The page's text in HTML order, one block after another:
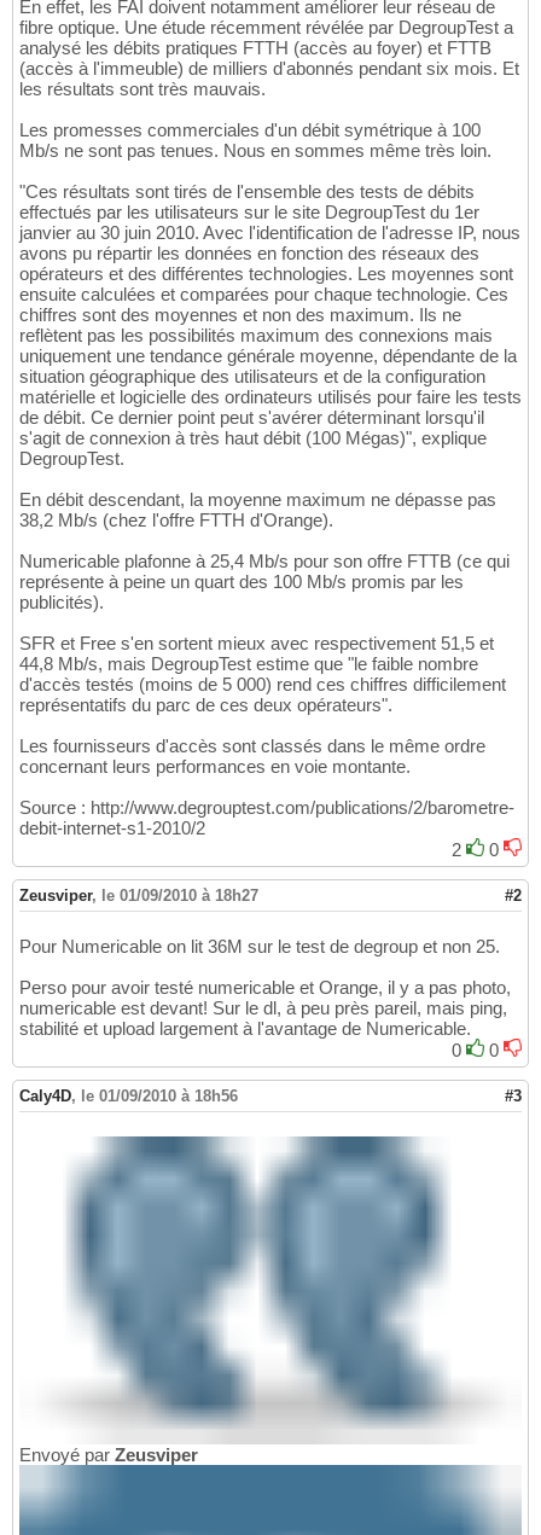
En effet, les FAI doivent notamment améliorer leur réseau de
fibre optique. Une étude récemment révélée par DegroupTest a
analysé les débits pratiques FTTH (accès au foyer) et FTTB
(accès à l'immeuble) de milliers d'abonnés pendant six mois. Et
les résultats sont très mauvais.
Les promesses commerciales d'un débit symétrique à 100
Mb/s ne sont pas tenues. Nous en sommes même très loin.
"Ces résultats sont tirés de l'ensemble des tests de débits
effectués par les utilisateurs sur le site DegroupTest du 1er
janvier au 30 juin 2010. Avec l'identification de l'adresse IP, nous
avons pu répartir les données en fonction des réseaux des
opérateurs et des différentes technologies. Les moyennes sont
ensuite calculées et comparées pour chaque technologie. Ces
chiffres sont des moyennes et non des maximum. Ils ne
reflètent pas les possibilités maximum des connexions mais
uniquement une tendance générale moyenne, dépendante de la
situation géographique des utilisateurs et de la configuration
matérielle et logicielle des ordinateurs utilisés pour faire les tests
de débit. Ce dernier point peut s'avérer déterminant lorsqu'il
s'agit de connexion à très haut débit (100 Mégas)", explique
DegroupTest.
En débit descendant, la moyenne maximum ne dépasse pas
38,2 Mb/s (chez l'offre FTTH d'Orange).
Numericable plafonne à 25,4 Mb/s pour son offre FTTB (ce qui
représente à peine un quart des 100 Mb/s promis par les
publicités).
SFR et Free s'en sortent mieux avec respectivement 51,5 et
44,8 Mb/s, mais DegroupTest estime que "le faible nombre
d'accès testés (moins de 5 000) rend ces chiffres difficilement
représentatifs du parc de ces deux opérateurs".
Les fournisseurs d'accès sont classés dans le même ordre
concernant leurs performances en voie montante.
Source : http://www.degrouptest.com/publications/2/barometre-
debit-internet-s1-2010/2
2
0
Zeusviper, le 01/09/2010 à 18h27 #2
Pour Numericable on lit 36M sur le test de degroup et non 25.
Perso pour avoir testé numericable et Orange, il y a pas photo,
numericable est devant! Sur le dl, à peu près pareil, mais ping,
stabilité et upload largement à l'avantage de Numericable.
0
0
Caly4D, le 01/09/2010 à 18h56 #3
Envoyé par Zeusviper